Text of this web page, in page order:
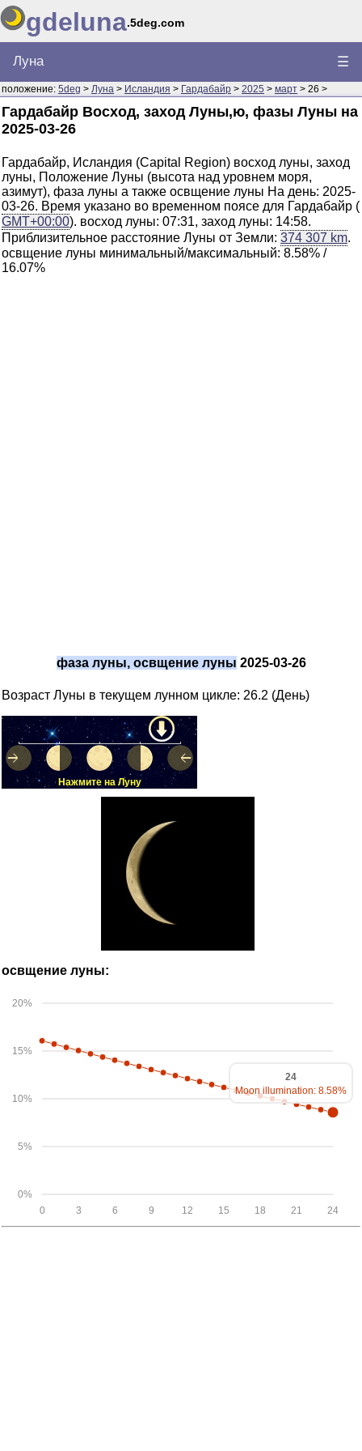
gdeluna.5deg.com
Луна ☰
положение: 5deg > Луна > Исландия > Гардабайр > 2025 > март > 26 >
Гардабайр Восход, заход Луны,ю, фазы Луны на
2025-03-26
Гардабайр, Исландия (Capital Region) восход луны, заход
луны, Положение Луны (высота над уровнем моря,
азимут), фаза луны а также освщение луны На день: 2025-
03-26. Время указано во временном поясе для Гардабайр (
GMT+00:00). восход луны: 07:31, заход луны: 14:58.
Приблизительное расстояние Луны от Земли: 374 307 km.
освщение луны минимальный/максимальный: 8.58% /
16.07%
фаза луны, освщение луны 2025-03-26
Возраст Луны в текущем лунном цикле: 26.2 (День)
Нажмите на Луну
освщение луны:
0%
5%
10%
15%
20%
24
21
18
15
12
9
6
3
0
24
Moon illumination: 8.58%